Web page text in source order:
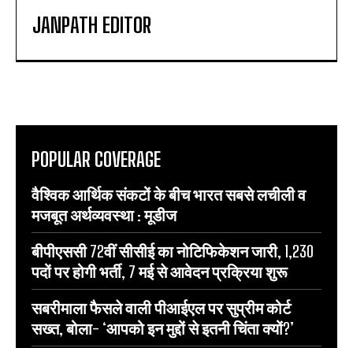
JANPATH EDITOR
POPULAR COVERAGE
वैश्विक आर्थिक संकटों के बीच भारत सबसे लचीली व
मजबूत अर्थव्यवस्था : मूडीज
बीपीएससी 72वीं सीसीई का नोटिफिकेशन जारी, 1,230
पदों पर होगी भर्ती, 7 मई से आवेदन प्रक्रिया शुरू
सबरीमाला फैसले वाली पीआईएल पर सुप्रीम कोर्ट
सख्त, बोला- ‘आपको इन मुद्दों से इतनी चिंता क्यों?’